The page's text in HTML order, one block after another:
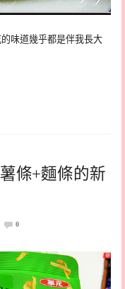
味道幾乎都是伴我長大
條+麵條的新
0